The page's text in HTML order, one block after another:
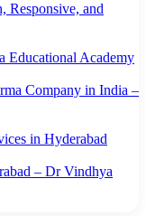
Responsive, and
Educational Academy
Company in India –
in Hyderabad
– Dr Vindhya